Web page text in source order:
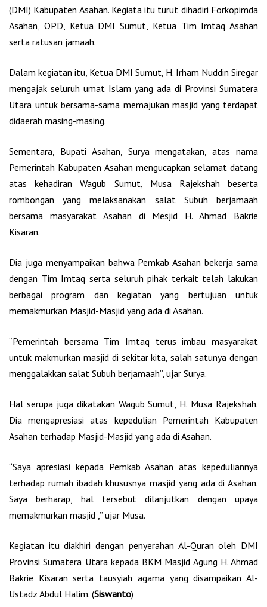
(DMI) Kabupaten Asahan. Kegiata itu turut dihadiri Forkopimda
Asahan, OPD, Ketua DMI Sumut, Ketua Tim Imtaq Asahan
serta ratusan jamaah.
Dalam kegiatan itu, Ketua DMI Sumut, H. Irham Nuddin Siregar
mengajak seluruh umat Islam yang ada di Provinsi Sumatera
Utara untuk bersama-sama memajukan masjid yang terdapat
didaerah masing-masing.
Sementara, Bupati Asahan, Surya mengatakan, atas nama
Pemerintah Kabupaten Asahan mengucapkan selamat datang
atas kehadiran Wagub Sumut, Musa Rajekshah beserta
rombongan yang melaksanakan salat Subuh berjamaah
bersama masyarakat Asahan di Mesjid H. Ahmad Bakrie
Kisaran.
Dia juga menyampaikan bahwa Pemkab Asahan bekerja sama
dengan Tim Imtaq serta seluruh pihak terkait telah lakukan
berbagai program dan kegiatan yang bertujuan untuk
memakmurkan Masjid-Masjid yang ada di Asahan.
“Pemerintah bersama Tim Imtaq terus imbau masyarakat
untuk makmurkan masjid di sekitar kita, salah satunya dengan
menggalakkan salat Subuh berjamaah”, ujar Surya.
Hal serupa juga dikatakan Wagub Sumut, H. Musa Rajekshah.
Dia mengapresiasi atas kepedulian Pemerintah Kabupaten
Asahan terhadap Masjid-Masjid yang ada di Asahan.
“Saya apresiasi kepada Pemkab Asahan atas kepeduliannya
terhadap rumah ibadah khususnya masjid yang ada di Asahan.
Saya berharap, hal tersebut dilanjutkan dengan upaya
memakmurkan masjid ,” ujar Musa.
Kegiatan itu diakhiri dengan penyerahan Al-Quran oleh DMI
Provinsi Sumatera Utara kepada BKM Masjid Agung H. Ahmad
Bakrie Kisaran serta tausyiah agama yang disampaikan Al-
Ustadz Abdul Halim. (Siswanto)